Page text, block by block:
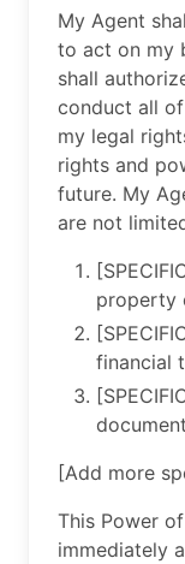
My Agent
to act on my
shall
conduct all
my legal
rights and
future. My
are not
property
financial
[Add more
This Power
immediately